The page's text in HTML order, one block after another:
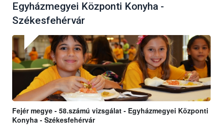
Egyházmegyei Központi Konyha -
Székesfehérvár
Fejér megye - 58.számú vizsgálat - Egyházmegyei Központi
Konyha - Székesfehérvár